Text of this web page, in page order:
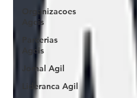
Organizacoes
Ageis
Parcerias
Ageis
Jornal Agil
Lideranca Agil